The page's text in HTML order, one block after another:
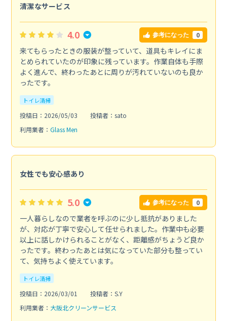
清潔なサービス
4.0 参考になった 0
来てもらったときの服装が整っていて、道具もキレイにま
とめられていたのが印象に残っています。作業自体も手際
よく進んで、終わったあとに周りが汚れていないのも良か
ったです。
トイレ清掃
投稿日：2026/05/03
投稿者：sato
利用業者： Glass Men
女性でも安心感あり
5.0 参考になった 0
一人暮らしなので業者を呼ぶのに少し抵抗がありました
が、対応が丁寧で安心して任せられました。作業中も必要
以上に話しかけられることがなく、距離感がちょうど良か
ったです。終わったあとは気になっていた部分も整ってい
て、気持ちよく使えています。
トイレ清掃
投稿日：2026/03/01
投稿者：S.Y
利用業者： 大阪北クリーンサービス